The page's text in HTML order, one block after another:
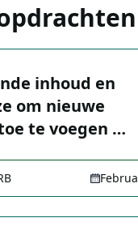
inhoud en
om nieuwe
te voegen …